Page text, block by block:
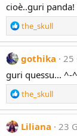
i
o
n
s
:
cioè..guri panda!
R
e
a
c
i
o
n
s
:
the_skull
gothika
25
guri quessu... ^-^
R
e
a
c
the_skull
Liliana
23